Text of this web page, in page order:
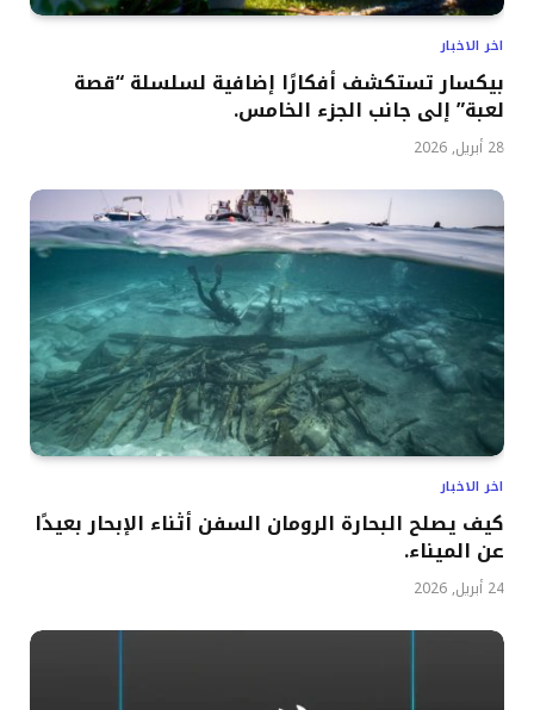
اخر الاخبار
بيكسار تستكشف أفكارًا إضافية لسلسلة “قصة
لعبة” إلى جانب الجزء الخامس.
28 أبريل, 2026
اخر الاخبار
كيف يصلح البحارة الرومان السفن أثناء الإبحار بعيدًا
عن الميناء.
24 أبريل, 2026